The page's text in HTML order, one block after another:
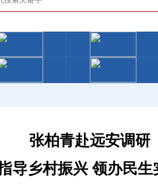
张柏青赴远安调研
导乡村振兴 领办民生